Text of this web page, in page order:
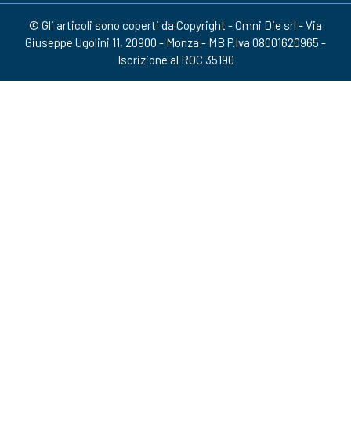
© Gli articoli sono coperti da Copyright - Omni Die srl - Via
Giuseppe Ugolini 11, 20900 - Monza - MB P.Iva 08001620965 -
Iscrizione al ROC 35190